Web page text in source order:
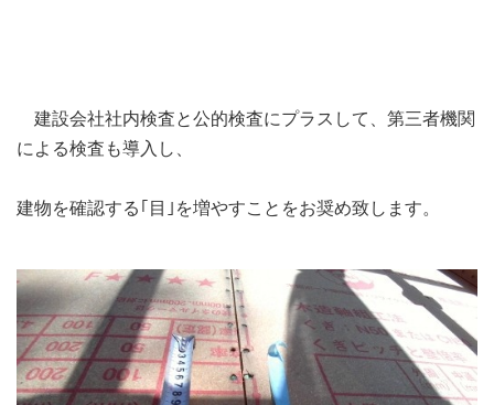
建設会社社内検査と公的検査にプラスして、第三者機関
による検査も導入し、
建物を確認する｢目｣を増やすことをお奨め致します。